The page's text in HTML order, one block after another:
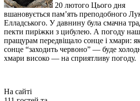
20 лютого Цього дня
вшановується пам’ять преподобного
Елладського. У давнину була смачна
пекти пиріжки з цибулею. А погоду
пращурам передвіщало сонце і хмари:
сонце “заходить червоно” — буде
хмари високо — на сприятливу погоду.
На сайті